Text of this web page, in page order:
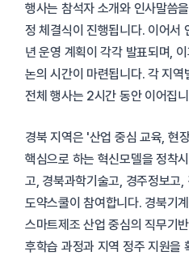
행사는 참석자 소개와 인사말씀
정 체결식이 진행됩니다. 이어
년 운영 계획이 각각 발표되며,
논의 시간이 마련됩니다. 각 지
전체 행사는 2시간 동안 이어집
경북 지역은 '산업 중심 교육, 현
핵심으로 하는 혁신모델을 정착
고, 경북과학기술고, 경주정보고
도약스쿨이 참여합니다. 경북기
스마트제조 산업 중심의 직무기
후학습 과정과 지역 정주 지원을